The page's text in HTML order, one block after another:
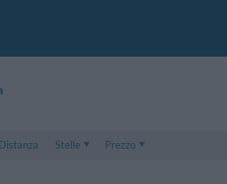
Distanza
Stelle
Prezzo